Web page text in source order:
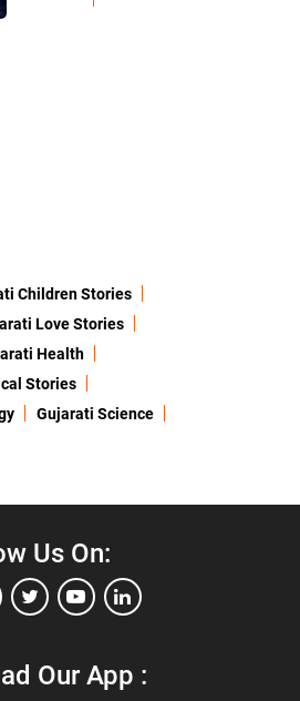
Children Stories
Love Stories
Health
Stories
Gujarati Science
Us On:
Our App :